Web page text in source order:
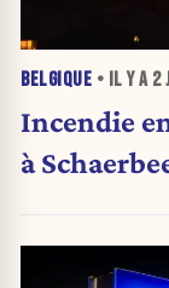
BELGIQUE • IL Y A 2
Incendie
à